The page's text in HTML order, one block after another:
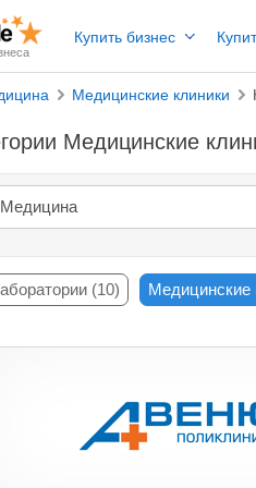
Купить бизнес
Медицинские клиники
Медицинские
(10) Медицинские